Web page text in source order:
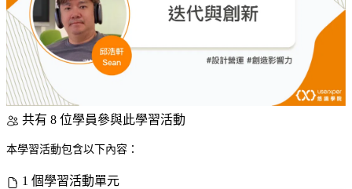
共有 8 位學員參與此學習活動
本學習活動包含以下內容：
1 個學習活動單元